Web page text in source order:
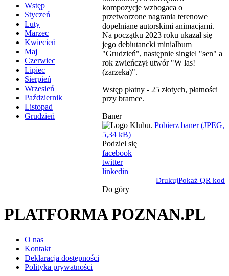
Wstęp
Styczeń
Luty
Marzec
Kwiecień
Maj
Czerwiec
Lipiec
Sierpień
Wrzesień
Październik
Listopad
Grudzień
kompozycje wzbogaca o
przetworzone nagrania terenowe
dopełniane autorskimi animacjami.
Na początku 2023 roku ukazał się
jego debiutancki minialbum
"Grudzień", następnie singiel "sen" a
rok zwieńczył utwór "W las!
(zarzeka)".
Wstęp płatny - 25 złotych, płatności
przy bramce.
Baner
Pobierz baner (JPEG,
5,34 kB)
Podziel się
facebook
twitter
linkedin
DrukujPokaż QR kod
Do góry
PLATFORMA POZNAN.PL
O nas
Kontakt
Deklaracja dostępności
Polityka prywatności